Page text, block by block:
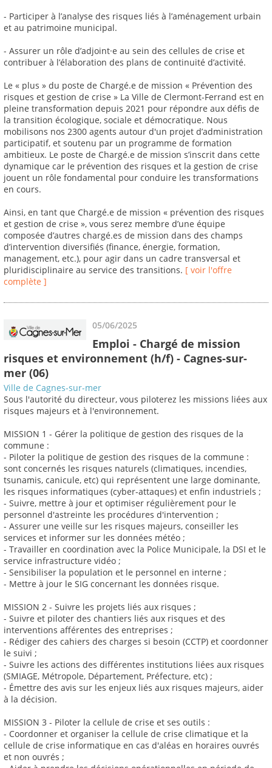
- Participer à l’analyse des risques liés à l’aménagement urbain
et au patrimoine municipal.
- Assurer un rôle d’adjoint·e au sein des cellules de crise et
contribuer à l’élaboration des plans de continuité d’activité.
Le « plus » du poste de Chargé.e de mission « Prévention des
risques et gestion de crise » La Ville de Clermont-Ferrand est en
pleine transformation depuis 2021 pour répondre aux défis de
la transition écologique, sociale et démocratique. Nous
mobilisons nos 2300 agents autour d'un projet d’administration
participatif, et soutenu par un programme de formation
ambitieux. Le poste de Chargé.e de mission s’inscrit dans cette
dynamique car le prévention des risques et la gestion de crise
jouent un rôle fondamental pour conduire les transformations
en cours.
Ainsi, en tant que Chargé.e de mission « prévention des risques
et gestion de crise », vous serez membre d’une équipe
composée d’autres chargé.es de mission dans des champs
d’intervention diversifiés (finance, énergie, formation,
management, etc.), pour agir dans un cadre transversal et
pluridisciplinaire au service des transitions. [ voir l'offre
complète ]
05/06/2025
Emploi - Chargé de mission
risques et environnement (h/f) - Cagnes-sur-
mer (06)
Ville de Cagnes-sur-mer
Sous l'autorité du directeur, vous piloterez les missions liées aux
risques majeurs et à l'environnement.
MISSION 1 - Gérer la politique de gestion des risques de la
commune :
- Piloter la politique de gestion des risques de la commune :
sont concernés les risques naturels (climatiques, incendies,
tsunamis, canicule, etc) qui représentent une large dominante,
les risques informatiques (cyber-attaques) et enfin industriels ;
- Suivre, mettre à jour et optimiser régulièrement pour le
personnel d'astreinte les procédures d'intervention ;
- Assurer une veille sur les risques majeurs, conseiller les
services et informer sur les données météo ;
- Travailler en coordination avec la Police Municipale, la DSI et le
service infrastructure vidéo ;
- Sensibiliser la population et le personnel en interne ;
- Mettre à jour le SIG concernant les données risque.
MISSION 2 - Suivre les projets liés aux risques ;
- Suivre et piloter des chantiers liés aux risques et des
interventions afférentes des entreprises ;
- Rédiger des cahiers des charges si besoin (CCTP) et coordonner
le suivi ;
- Suivre les actions des différentes institutions liées aux risques
(SMIAGE, Métropole, Département, Préfecture, etc) ;
- Émettre des avis sur les enjeux liés aux risques majeurs, aider
à la décision.
MISSION 3 - Piloter la cellule de crise et ses outils :
- Coordonner et organiser la cellule de crise climatique et la
cellule de crise informatique en cas d'aléas en horaires ouvrés
et non ouvrés ;